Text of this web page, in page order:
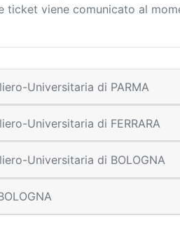
ticket viene comunicato al
Universitaria di PARMA
Universitaria di FERRARA
Universitaria di BOLOGNA